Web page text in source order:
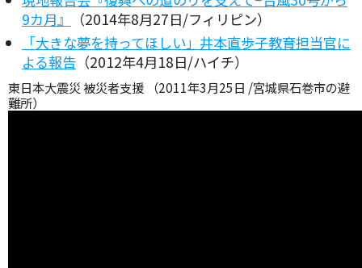
9カ月』
（2014年8月27日/フィリピン）
「大きな夢を持ってほしい」井本直歩子教育担当官に
よる報告 （2012年4月18日/ハイチ）
東日本大震災 被災者支援 （2011年3月25日 /宮城県石巻市の避
難所）